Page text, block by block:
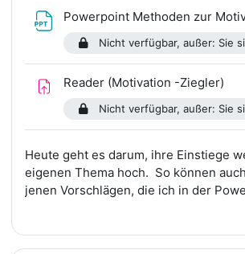
Powerpoint Methoden zur
Nicht verfügbar, außer: Sie
Reader (Motivation -Ziegler)
Nicht verfügbar, außer: Sie
Heute geht es darum, ihre Einstiege
eigenen Thema hoch. So können
jenen Vorschlägen, die ich in der